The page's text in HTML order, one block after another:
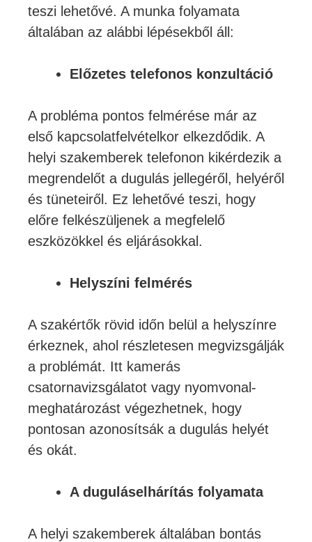
teszi lehetővé. A munka folyamata
általában az alábbi lépésekből áll:
Előzetes telefonos konzultáció
A probléma pontos felmérése már az
első kapcsolatfelvételkor elkezdődik. A
helyi szakemberek telefonon kikérdezik a
megrendelőt a dugulás jellegéről, helyéről
és tüneteiről. Ez lehetővé teszi, hogy
előre felkészüljenek a megfelelő
eszközökkel és eljárásokkal.
Helyszíni felmérés
A szakértők rövid időn belül a helyszínre
érkeznek, ahol részletesen megvizsgálják
a problémát. Itt kamerás
csatornavizsgálatot vagy nyomvonal-
meghatározást végezhetnek, hogy
pontosan azonosítsák a dugulás helyét
és okát.
A duguláselhárítás folyamata
A helyi szakemberek általában bontás